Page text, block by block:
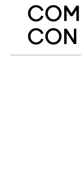
CON